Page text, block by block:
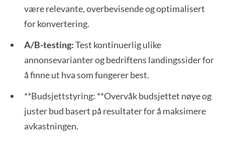
være relevante, overbevisende og optimalisert
for konvertering.
A/B-testing:Test kontinuerlig ulike
annonsevarianter og bedriftens landingssider for
å finne ut hva som fungerer best.
**Budsjettstyring: **Overvåk budsjettet nøye og
juster bud basert på resultater for å maksimere
avkastningen.